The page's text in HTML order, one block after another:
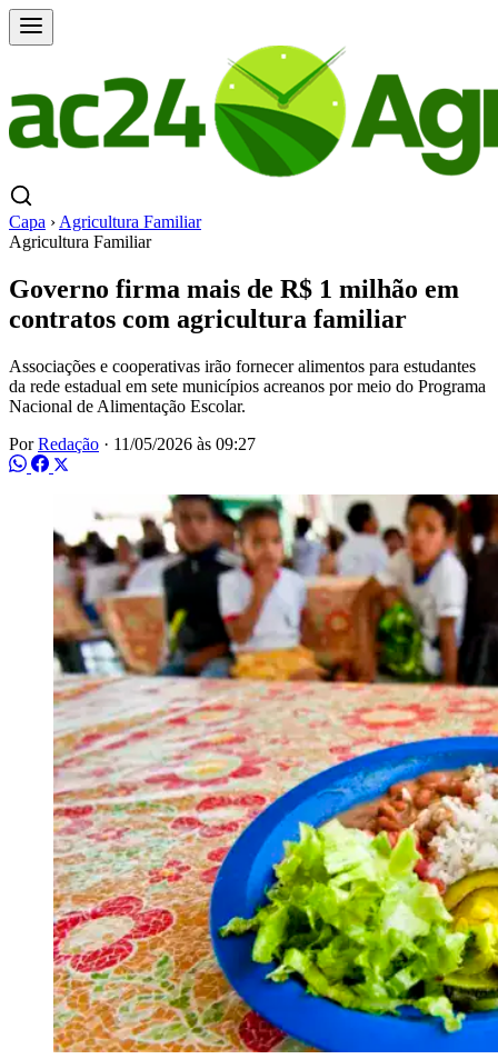
Capa › Agricultura Familiar
Agricultura Familiar
Governo firma mais de R$ 1 milhão em
contratos com agricultura familiar
Associações e cooperativas irão fornecer alimentos para estudantes
da rede estadual em sete municípios acreanos por meio do Programa
Nacional de Alimentação Escolar.
PorRedação · 11/05/2026 às 09:27